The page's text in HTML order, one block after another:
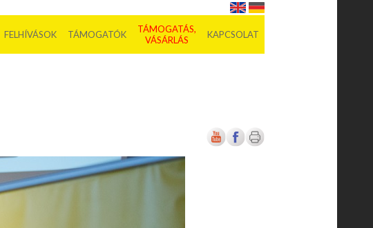
FELHÍVÁSOK TÁMOGATÓK
TÁMOGATÁS,
VÁSÁRLÁS
KAPCSOLAT